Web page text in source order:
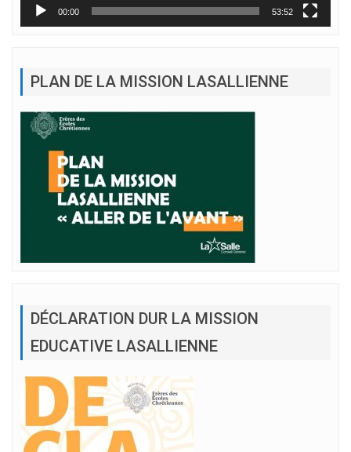
00:00 53:52
PLAN DE LA MISSION LASALLIENNE
DÉCLARATION DUR LA MISSION
EDUCATIVE LASALLIENNE